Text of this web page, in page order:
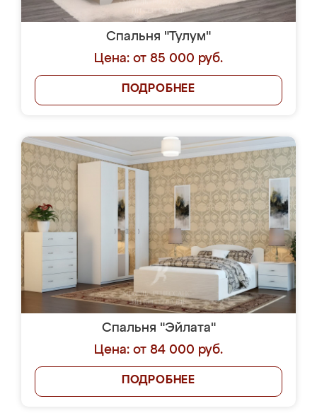
Спальня "Тулум"
Цена: от 85 000 руб.
ПОДРОБНЕЕ
Спальня "Эйлата"
Цена: от 84 000 руб.
ПОДРОБНЕЕ